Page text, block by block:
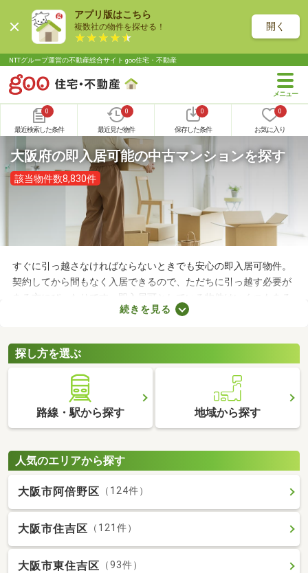
アプリ版はこちら
複数社の物件を探せる！ 開く
NTTグループ運営の不動産総合サイト goo住宅・不動産
0
最近検索した条件
0
最近見た物件
0
保存した条件
0
お気に入り
大阪府の即入居可能の中古マンションを探す
該当物件数8,830件
すぐに引っ越さなければならないときでも安心の即入居可物件。
契約してから間もなく入居できるので、ただちに引っ越す必要が
ある方にぴったりです。即入居可としている物件はいくつもある
ので、間取りや購入費用、設備をチェックしたうえで決めましょ
可の中古マンションを紹介します。
続きを見る
探し方を選ぶ
路線・駅から探す 地域から探す
人気のエリアから探す
大阪市阿倍野区 （124件）
大阪市住吉区 （121件）
大阪市東住吉区 （93件）